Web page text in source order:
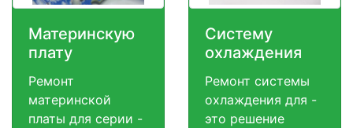
Материнскую
плату
Ремонт
материнской
платы для серии -
Систему
охлаждения
Ремонт системы
охлаждения для -
это решение